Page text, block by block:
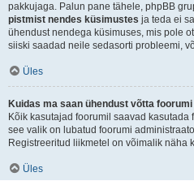
pakkujaga. Palun pane tähele, phpBB
pistmist nendes küsimustes ja teda ei
ühendust nendega küsimuses, mis pole
siiski saadad neile sedasorti probleemi,
Üles
Kuidas ma saan ühendust võtta
Kõik kasutajad foorumil saavad kasutada
see valik on lubatud foorumi
Registreeritud liikmetel on võimalik näha
Üles